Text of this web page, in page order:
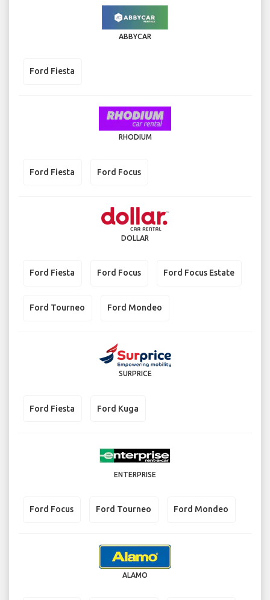
ABBYCAR
Ford Fiesta
RHODIUM
Ford Fiesta Ford Focus
DOLLAR
Ford Fiesta Ford Focus Ford Focus Estate
Ford Tourneo Ford Mondeo
SURPRICE
Ford Fiesta Ford Kuga
ENTERPRISE
Ford Focus Ford Tourneo Ford Mondeo
ALAMO